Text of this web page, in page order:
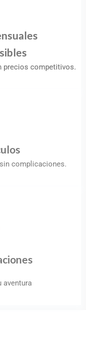
precios competitivos.
complicaciones.
aventura